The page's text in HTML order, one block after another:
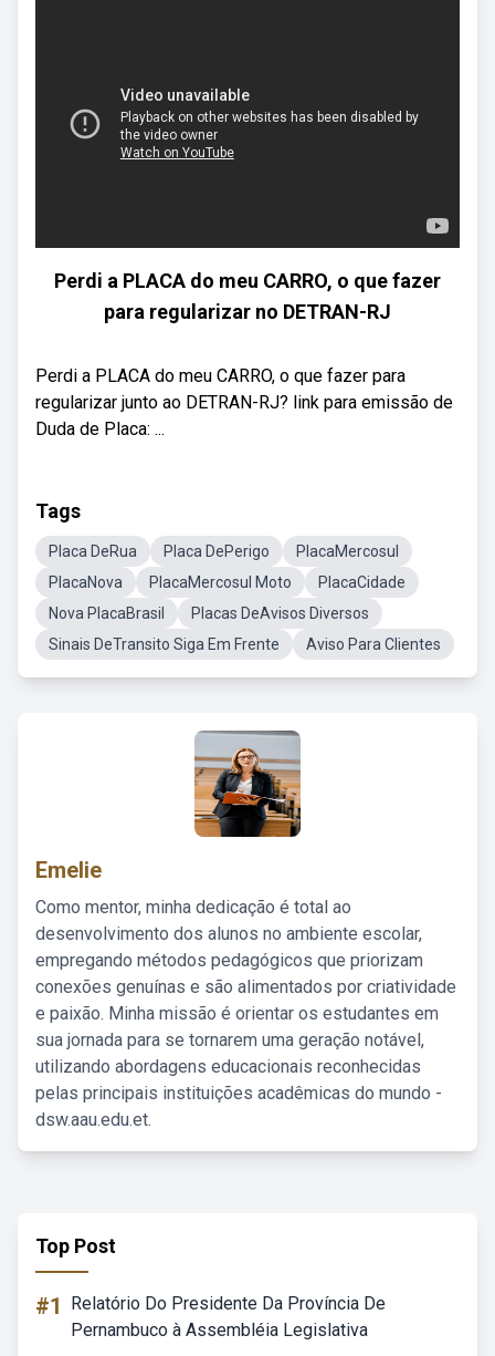
Perdi a PLACA do meu CARRO, o que fazer
para regularizar no DETRAN-RJ
Perdi a PLACA do meu CARRO, o que fazer para
regularizar junto ao DETRAN-RJ? link para emissão de
Duda de Placa: ...
Tags
Placa DeRua Placa DePerigo
PlacaMercosul
PlacaNova
PlacaMercosul Moto
PlacaCidade
Nova PlacaBrasil
Placas DeAvisos Diversos
Sinais DeTransito Siga Em Frente
Aviso Para Clientes
Emelie
Como mentor, minha dedicação é total ao
desenvolvimento dos alunos no ambiente escolar,
empregando métodos pedagógicos que priorizam
conexões genuínas e são alimentados por criatividade
e paixão. Minha missão é orientar os estudantes em
sua jornada para se tornarem uma geração notável,
utilizando abordagens educacionais reconhecidas
pelas principais instituições acadêmicas do mundo -
dsw.aau.edu.et.
Top Post
#1
Relatório Do Presidente Da Província De
Pernambuco à Assembléia Legislativa